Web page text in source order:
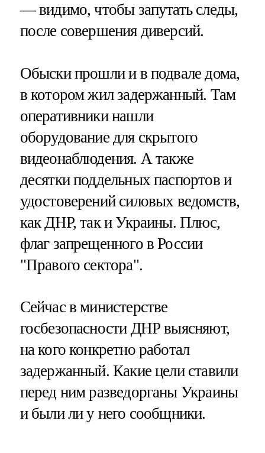
— видимо, чтобы запутать следы,
после совершения диверсий.
Обыски прошли и в подвале дома,
в котором жил задержанный. Там
оперативники нашли
оборудование для скрытого
видеонаблюдения. А также
десятки поддельных паспортов и
удостоверений силовых ведомств,
как ДНР, так и Украины. Плюс,
флаг запрещенного в России
"Правого сектора".
Сейчас в министерстве
госбезопасности ДНР выясняют,
на кого конкретно работал
задержанный. Какие цели ставили
перед ним разведорганы Украины
и были ли у него сообщники.